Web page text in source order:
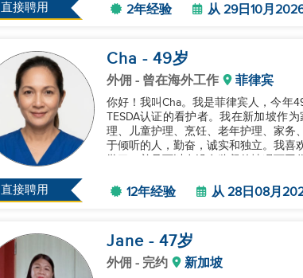
直接聘用 2年经验 从 29日10月
直接聘用
Cha - 49岁
外佣 - 曾在海外工作 菲律宾
你好！我叫Cha。我是菲律宾人，今年
TESDA认证的看护者。我在新加坡作
理、儿童护理、烹饪、老年护理、家务
于倾听的人，勤奋，诚实和独立。我喜
12年经验 从 28日08月
Jane - 47岁
外佣 - 完约 新加坡